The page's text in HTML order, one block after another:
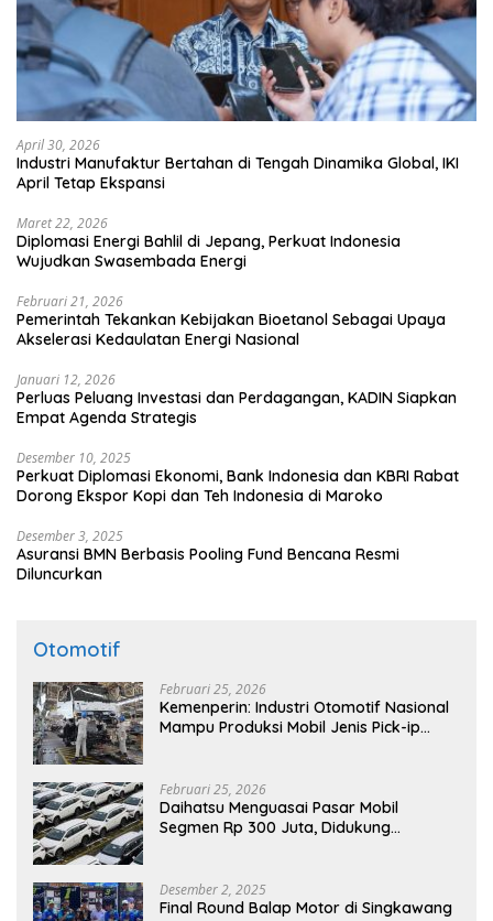
April 30, 2026
Industri Manufaktur Bertahan di Tengah Dinamika Global, IKI
April Tetap Ekspansi
Maret 22, 2026
Diplomasi Energi Bahlil di Jepang, Perkuat Indonesia
Wujudkan Swasembada Energi
Februari 21, 2026
Pemerintah Tekankan Kebijakan Bioetanol Sebagai Upaya
Akselerasi Kedaulatan Energi Nasional
Januari 12, 2026
Perluas Peluang Investasi dan Perdagangan, KADIN Siapkan
Empat Agenda Strategis
Desember 10, 2025
Perkuat Diplomasi Ekonomi, Bank Indonesia dan KBRI Rabat
Dorong Ekspor Kopi dan Teh Indonesia di Maroko
Desember 3, 2025
Asuransi BMN Berbasis Pooling Fund Bencana Resmi
Diluncurkan
Otomotif
Februari 25, 2026
Kemenperin: Industri Otomotif Nasional
Mampu Produksi Mobil Jenis Pick-ip
Februari 25, 2026
Daihatsu Menguasai Pasar Mobil
Segmen Rp 300 Juta, Didukung
Desember 2, 2025
Final Round Balap Motor di Singkawang